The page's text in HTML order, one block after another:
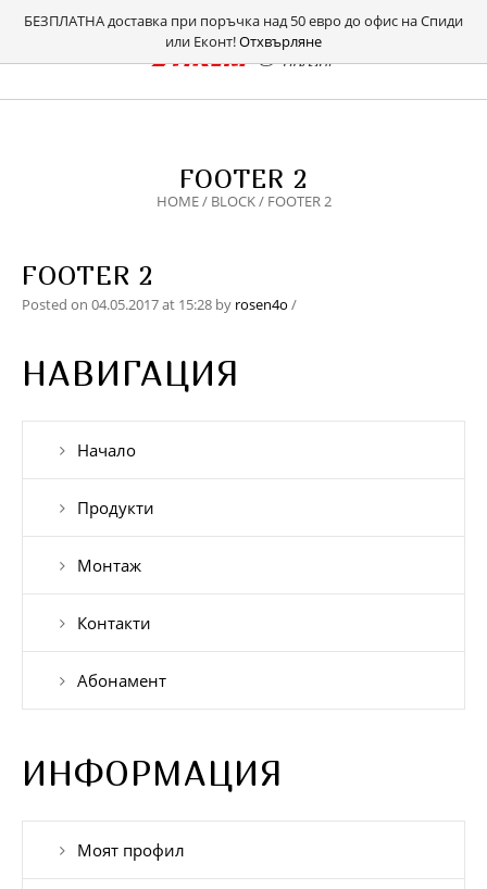
БЕЗПЛАТНА доставка при поръчка над 50 евро до офис на Спиди
или Еконт!Отхвърляне
FOOTER 2
HOME/ BLOCK/ FOOTER 2
FOOTER 2
Posted on 04.05.2017at 15:28 by rosen4o /
НАВИГАЦИЯ
Начало
Продукти
Монтаж
Контакти
Абонамент
ИНФОРМАЦИЯ
Моят профил